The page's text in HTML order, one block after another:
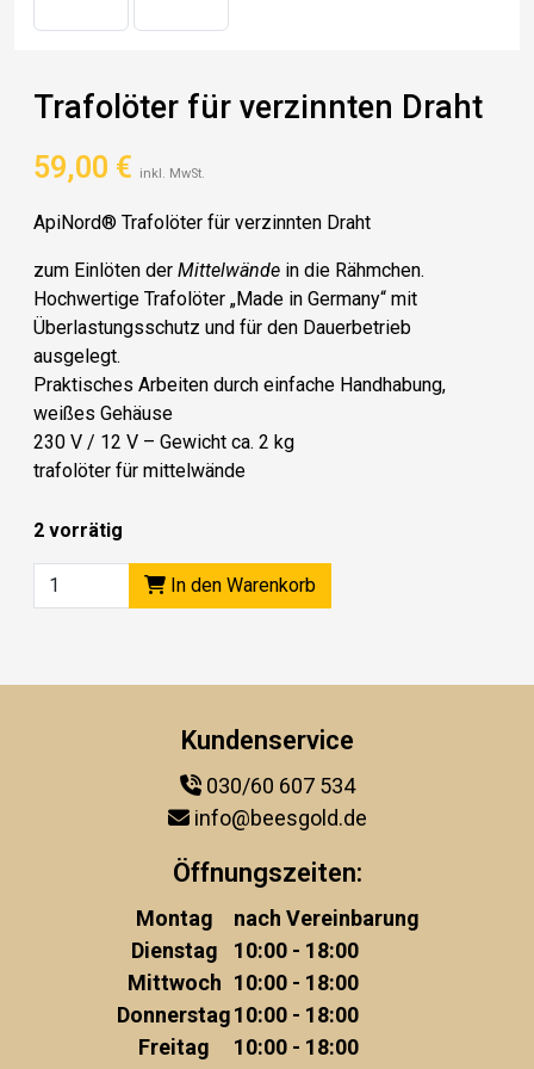
Trafolöter für verzinnten Draht
59,00 € inkl. MwSt.
ApiNord® Trafolöter für verzinnten Draht
zum Einlöten der Mittelwände in die Rähmchen.
Hochwertige Trafolöter „Made in Germany“ mit
Überlastungsschutz und für den Dauerbetrieb
ausgelegt.
Praktisches Arbeiten durch einfache Handhabung,
weißes Gehäuse
230 V / 12 V – Gewicht ca. 2 kg
trafolöter für mittelwände
2 vorrätig
In den Warenkorb
Kundenservice
030/60 607 534
info@beesgold.de
Öffnungszeiten:
Montag
nach Vereinbarung
Dienstag
10:00 - 18:00
Mittwoch 10:00 - 18:00
Donnerstag10:00 - 18:00
Freitag
10:00 - 18:00